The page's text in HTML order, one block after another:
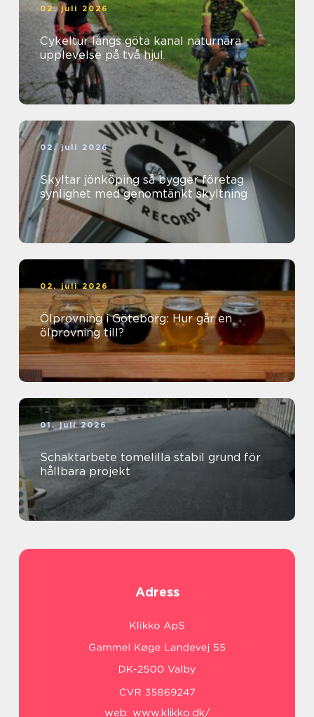
02. juli 2026
Cykeltur längs göta kanal naturnära
upplevelse på två hjul
02. juli 2026
Skyltar jönköping så bygger företag
synlighet med genomtänkt skyltning
02. juli 2026
Ölprovning i Göteborg: Hur går en
ölprovning till?
01. juli 2026
Schaktarbete tomelilla stabil grund för
hållbara projekt
Adress
web: www.klikko.dk/